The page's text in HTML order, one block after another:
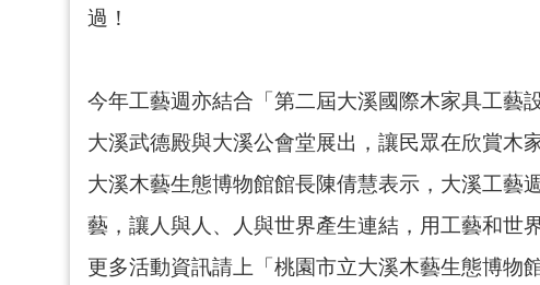
過！
今年工藝週亦結合「第二屆大溪國際木家具工藝
大溪武德殿與大溪公會堂展出，讓民眾在欣賞木
大溪木藝生態博物館館長陳倩慧表示，大溪工藝
藝，讓人與人、人與世界產生連結，用工藝和世
更多活動資訊請上「桃園市立大溪木藝生態博物